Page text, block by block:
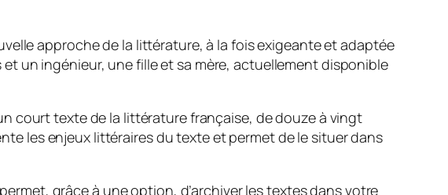
approche de la littérature, à la fois exigeante et adaptée
un ingénieur, une fille et sa mère, actuellement disponible
court texte de la littérature française, de douze à vingt
les enjeux littéraires du texte et permet de le situer dans
grâce à une option, d’archiver les textes dans votre